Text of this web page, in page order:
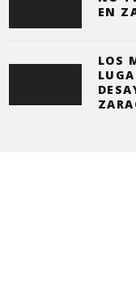
EN
LOS